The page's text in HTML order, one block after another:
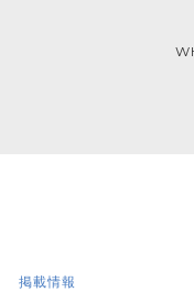
掲載情報